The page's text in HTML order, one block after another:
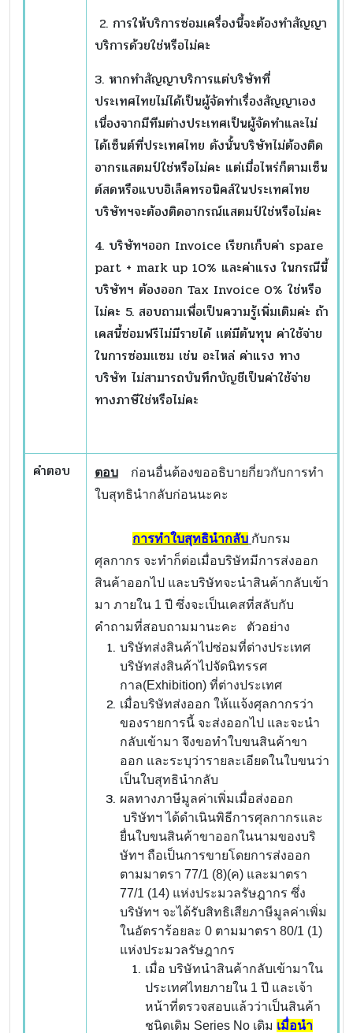
2. การให้บริการซ่อมเครื่องนี้จะต้องทำสัญญา
บริการด้วยใช่หรือไม่คะ
3. หากทำสัญญาบริการแต่บริษัทที่
ประเทศไทยไม่ได้เป็นผู้จัดทำเรื่องสัญญาเอง
เนื่องจากมีทีมต่างประเทศเป็นผู้จัดทำและไม่
ได้เซ็นต์ที่ประเทศไทย ดังนั้นบริษัทไม่ต้องติด
อากรแสตมป์ใช่หรือไม่คะ แต่เมื่อไหร่ก็ตามเซ็น
ต์สดหรือแบบอิเล็คทรอนิคส์ในประเทศไทย
บริษัทฯจะต้องติดอากรณ์แสตมป์ใช่หรือไม่คะ
4. บริษัทฯออก Invoice เรียกเก็บค่า spare
part + mark up 10% และค่าแรง ในกรณีนี้
บริษัทฯ ต้องออก Tax Invoice 0% ใช่หรือ
ไม่คะ 5. สอบถามเพื่อเป็นความรู้เพิ่มเติมค่ะ ถ้า
เคสนี้ซ่อมฟรีไม่มีรายได้ เเต่มีต้นทุน ค่าใช้จ่าย
ในการซ่อมเเซม เช่น อะไหล่ ค่าแรง ทาง
บริษัท ไม่สามารถบันทึกบัญชีเป็นค่าใช้จ่าย
ทางภาษีใช่หรือไม่คะ
คำตอบ ตอบ ก่อนอื่นต้องขออธิบายกี่ยวกับการทำ
ใบสุทธินำกลับก่อนนะคะ
การทำใบสุทธินำกลับ กับกรม
ศุลกากร จะทำก็ต่อเมื่อบริษัทมีการส่งออก
สินค้าออกไป และบริษัทจะนำสินค้ากลับเข้า
มา ภายใน 1 ปี ซึ่งจะเป็นเคสที่สลับกับ
คำถามที่สอบถามมานะคะ ตัวอย่าง
บริษัทส่งสินค้าไปซ่อมที่ต่างประเทศ
บริษัทส่งสินค้าไปจัดนิทรรศ
กาล(Exhibition) ที่ต่างประเทศ
เมื่อบริษัทส่งออก ให้เแจ้งศุลกากรว่า
ของรายการนี้ จะส่งออกไป และจะนำ
กลับเข้ามา จึงขอทำใบขนสินค้าขา
ออก และระบุว่ารายละเอียดในใบขนว่า
เป็นใบสุทธินำกลับ
ผลทางภาษีมูลค่าเพิ่มเมื่อส่งออก
บริษัทฯ ได้ดำเนินพิธีการศุลกากรและ
ยื่นใบขนสินค้าขาออกในนามของบริ
ษัทฯ ถือเป็นการขายโดยการส่งออก
ตามมาตรา 77/1 (8)(ค) และมาตรา
77/1 (14) แห่งประมวลรัษฎากร ซึ่ง
บริษัทฯ จะได้รับสิทธิเสียภาษีมูลค่าเพิ่ม
ในอัตราร้อยละ 0 ตามมาตรา 80/1 (1)
แห่งประมวลรัษฎากร
เมื่อ บริษัทนำสินค้ากลับเข้ามาใน
ประเทศไทยภายใน 1 ปี และเจ้า
หน้าที่ตรวจสอบแล้วว่าเป็นสินค้า
ชนิดเดิม Series No เดิม เมื่อนำ